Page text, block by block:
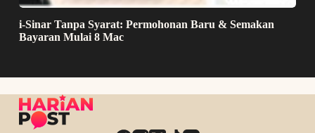
i-Sinar Tanpa Syarat: Permohonan Baru & Semakan
Bayaran Mulai 8 Mac